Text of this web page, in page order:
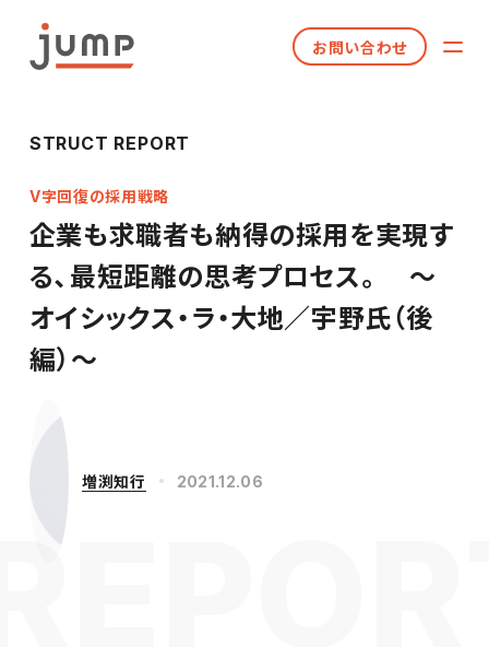
お問い合わせ
STRUCT REPORT
V字回復の採用戦略
企業も求職者も納得の採用を実現す
る、最短距離の思考プロセス。 ～
オイシックス・ラ・大地／宇野氏（後
編）～
増渕知行 2021.12.06